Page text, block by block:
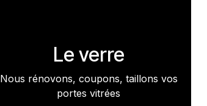
Le verre
Nous rénovons, coupons, taillons vos
portes vitrées